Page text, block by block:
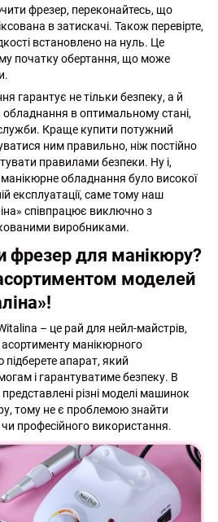
фрезер, переконайтесь, що
в затискачі. Також перевірте,
встановлено на нуль. Це
початку обертання, що може
гарантує не тільки безпеку, а й
в оптимальному стані,
Краще купити потужний
ним правильно, ніж постійно
правилами безпеки. Ну і,
обладнання було високої
експлуатації, саме тому наш
співпрацює виключно з
виробниками.
фрезер для манікюру?
моделей
– це рай для нейл-майстрів,
манікюрного
апарат, який
і гарантуватиме безпеку. В
різні моделі машинок
тому не є проблемою знайти
професійного використання.